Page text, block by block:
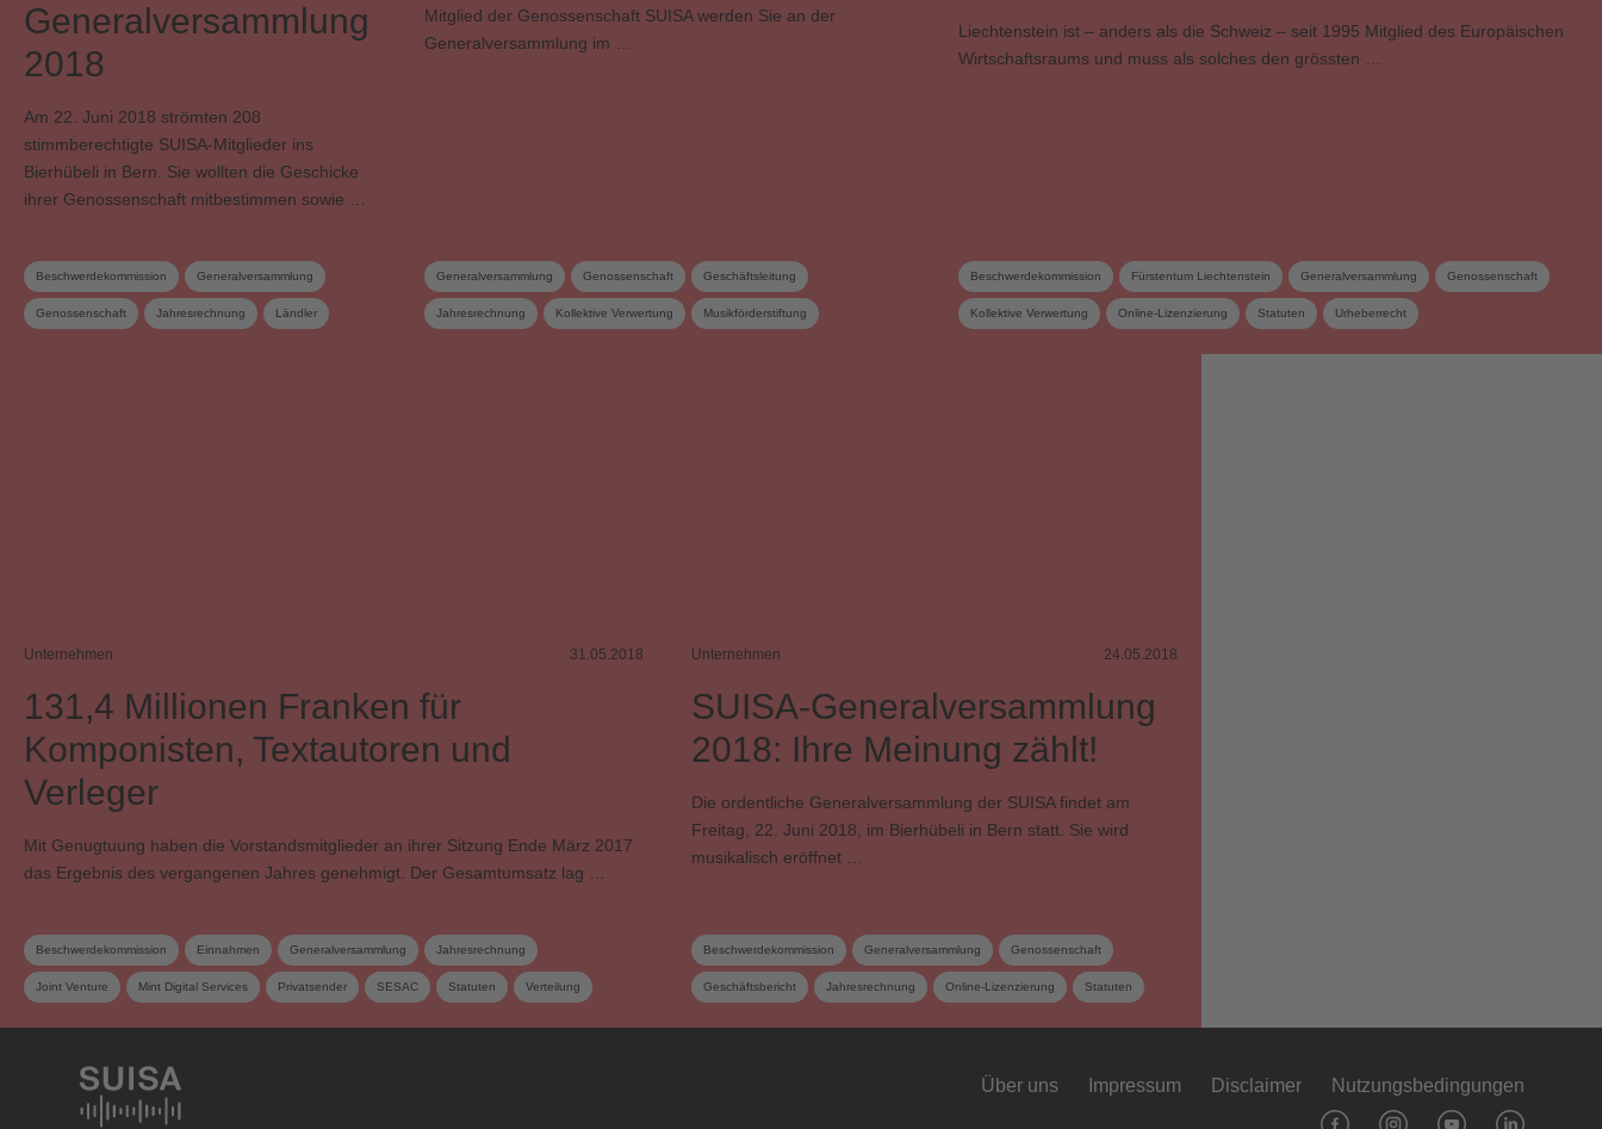
Generalversammlung
2018
Am 22. Juni 2018 strömten 208
stimmberechtigte SUISA-Mitglieder ins
Bierhübeli in Bern. Sie wollten die Geschicke
ihrer Genossenschaft mitbestimmen sowie …
Beschwerdekommission Generalversammlung
Genossenschaft Jahresrechnung Ländler
Mitglied der Genossenschaft SUISA werden Sie an der
Generalversammlung im …
Generalversammlung Genossenschaft Geschäftsleitung
Jahresrechnung Kollektive Verwertung Musikförderstiftung
Liechtenstein ist – anders als die Schweiz – seit 1995 Mitglied des Europäischen
Wirtschaftsraums und muss als solches den grössten …
Beschwerdekommission Fürstentum Liechtenstein Generalversammlung Genossenschaft
Kollektive Verwertung Online-Lizenzierung Statuten Urheberrecht
Unternehmen 31.05.2018
131,4 Millionen Franken für
Komponisten, Textautoren und
Verleger
Mit Genugtuung haben die Vorstandsmitglieder an ihrer Sitzung Ende März 2017
das Ergebnis des vergangenen Jahres genehmigt. Der Gesamtumsatz lag …
Beschwerdekommission Einnahmen Generalversammlung Jahresrechnung
Joint Venture Mint Digital Services Privatsender SESAC Statuten Verteilung
Unternehmen 24.05.2018
SUISA-Generalversammlung
2018: Ihre Meinung zählt!
Die ordentliche Generalversammlung der SUISA findet am
Freitag, 22. Juni 2018, im Bierhübeli in Bern statt. Sie wird
musikalisch eröffnet …
Beschwerdekommission Generalversammlung Genossenschaft
Geschäftsbericht Jahresrechnung Online-Lizenzierung Statuten
Über uns Impressum Disclaimer Nutzungsbedingungen